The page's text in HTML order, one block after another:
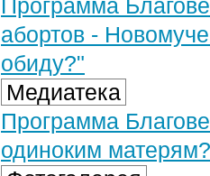
Программа
абортов -
обиду?"
Медиатека
Программа
одиноким